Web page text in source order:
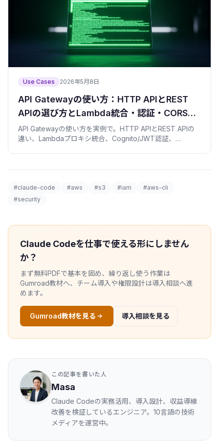
Use Cases 2026年5月8日
API Gatewayの使い方：HTTP APIとREST
APIの選び方とLambda統合・認証・CORSを
SAMで作る
API Gatewayの使い方を実例で。HTTP APIとREST APIの
違い、Lambdaプロキシ統合、Cognito/JWT認証、
#claude-code #aws #s3 #iam
#aws-cli
#security
Claude Codeを仕事で使える形にしません
か？
まず無料PDFで基本を固め、繰り返し使う作業は
Gumroad教材へ、チーム導入や権限設計は導入相談へ進
めます。
Gumroad教材を見る 導入相談を見る
この記事を書いた人
Masa
Claude Codeの実務活用、導入設計、収益導線
改善を検証しているエンジニア。10言語の技術
メディアを運営中。